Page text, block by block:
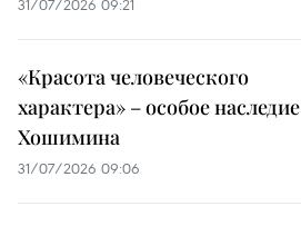
31/07/2026 09:21
«Красота человеческого
характера» – особое наследие
Хошимина
31/07/2026 09:06